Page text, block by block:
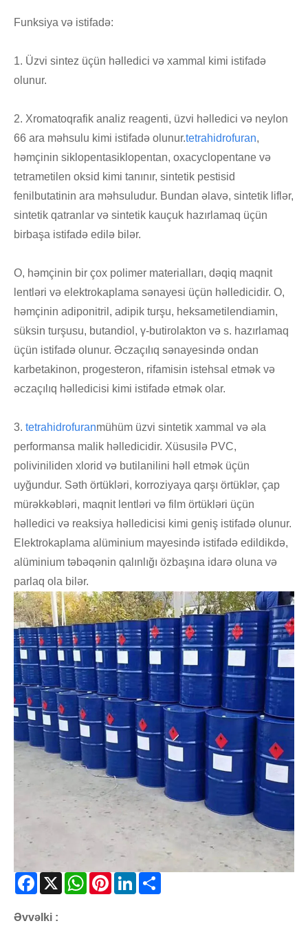
Funksiya və istifadə:
1. Üzvi sintez üçün həlledici və xammal kimi istifadə
olunur.
2. Xromatoqrafik analiz reagenti, üzvi həlledici və neylon
66 ara məhsulu kimi istifadə olunur.tetrahidrofuran,
həmçinin siklopentasiklopentan, oxacyclopentane və
tetrametilen oksid kimi tanınır, sintetik pestisid
fenilbutatinin ara məhsuludur. Bundan əlavə, sintetik liflər,
sintetik qatranlar və sintetik kauçuk hazırlamaq üçün
birbaşa istifadə edilə bilər.
O, həmçinin bir çox polimer materialları, dəqiq maqnit
lentləri və elektrokaplama sənayesi üçün həlledicidir. O,
həmçinin adiponitril, adipik turşu, heksametilendiamin,
süksin turşusu, butandiol, γ-butirolakton və s. hazırlamaq
üçün istifadə olunur. Əczaçılıq sənayesində ondan
karbetakinon, progesteron, rifamisin istehsal etmək və
əczaçılıq həlledicisi kimi istifadə etmək olar.
3. tetrahidrofuranmühüm üzvi sintetik xammal və əla
performansa malik həlledicidir. Xüsusilə PVC,
poliviniliden xlorid və butilanilini həll etmək üçün
uyğundur. Səth örtükləri, korroziyaya qarşı örtüklər, çap
mürəkkəbləri, maqnit lentləri və film örtükləri üçün
həlledici və reaksiya həlledicisi kimi geniş istifadə olunur.
Elektrokaplama alüminium mayesində istifadə edildikdə,
alüminium təbəqənin qalınlığı özbaşına idarə oluna və
parlaq ola bilər.
Facebook
X WhatsAppPinterestLinkedIn
Əvvəlki :